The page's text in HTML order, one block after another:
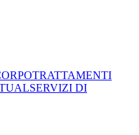
TRATTAMENTI
SERVIZI DI